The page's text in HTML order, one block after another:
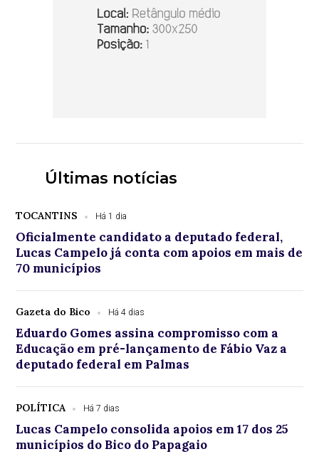
Últimas notícias
TOCANTINS Há 1 dia
Oficialmente candidato a deputado federal,
Lucas Campelo já conta com apoios em mais de
70 municípios
Gazeta do Bico Há 4 dias
Eduardo Gomes assina compromisso com a
Educação em pré-lançamento de Fábio Vaz a
deputado federal em Palmas
POLÍTICA Há 7 dias
Lucas Campelo consolida apoios em 17 dos 25
municípios do Bico do Papagaio